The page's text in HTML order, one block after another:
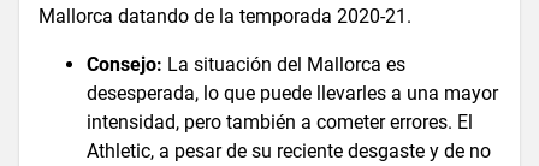
Mallorca datando de la temporada 2020-21.
Consejo: La situación del Mallorca es
desesperada, lo que puede llevarles a una mayor
intensidad, pero también a cometer errores. El
Athletic, a pesar de su reciente desgaste y de no